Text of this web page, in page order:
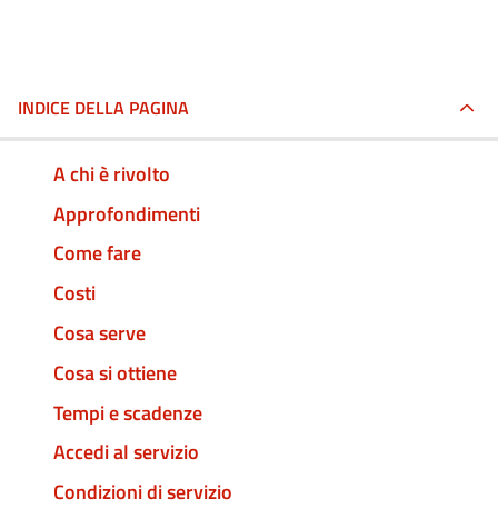
INDICE DELLA PAGINA
A chi è rivolto
Approfondimenti
Come fare
Costi
Cosa serve
Cosa si ottiene
Tempi e scadenze
Accedi al servizio
Condizioni di servizio